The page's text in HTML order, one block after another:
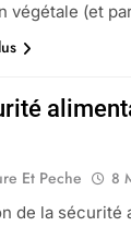
végétale (et
Et Peche 8
de la sécurité